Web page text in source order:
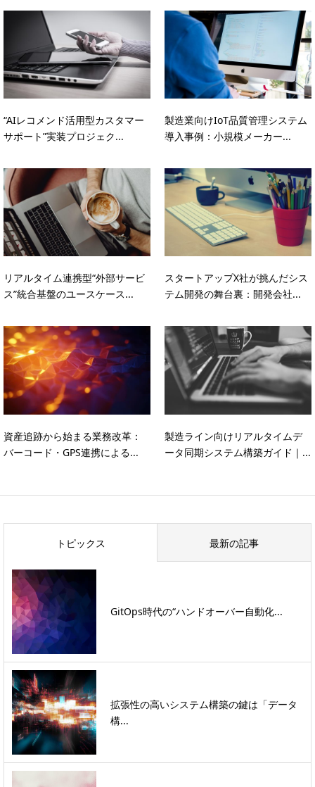
“AIレコメンド活用型カスタマー
サポート”実装プロジェク...
製造業向けIoT品質管理システム
導入事例：小規模メーカー...
リアルタイム連携型“外部サービ
ス”統合基盤のユースケース...
スタートアップX社が挑んだシス
テム開発の舞台裏：開発会社...
資産追跡から始まる業務改革：
バーコード・GPS連携による...
製造ライン向けリアルタイムデ
ータ同期システム構築ガイド｜...
トピックス 最新の記事
GitOps時代の“ハンドオーバー自動化...
拡張性の高いシステム構築の鍵は「データ
構...